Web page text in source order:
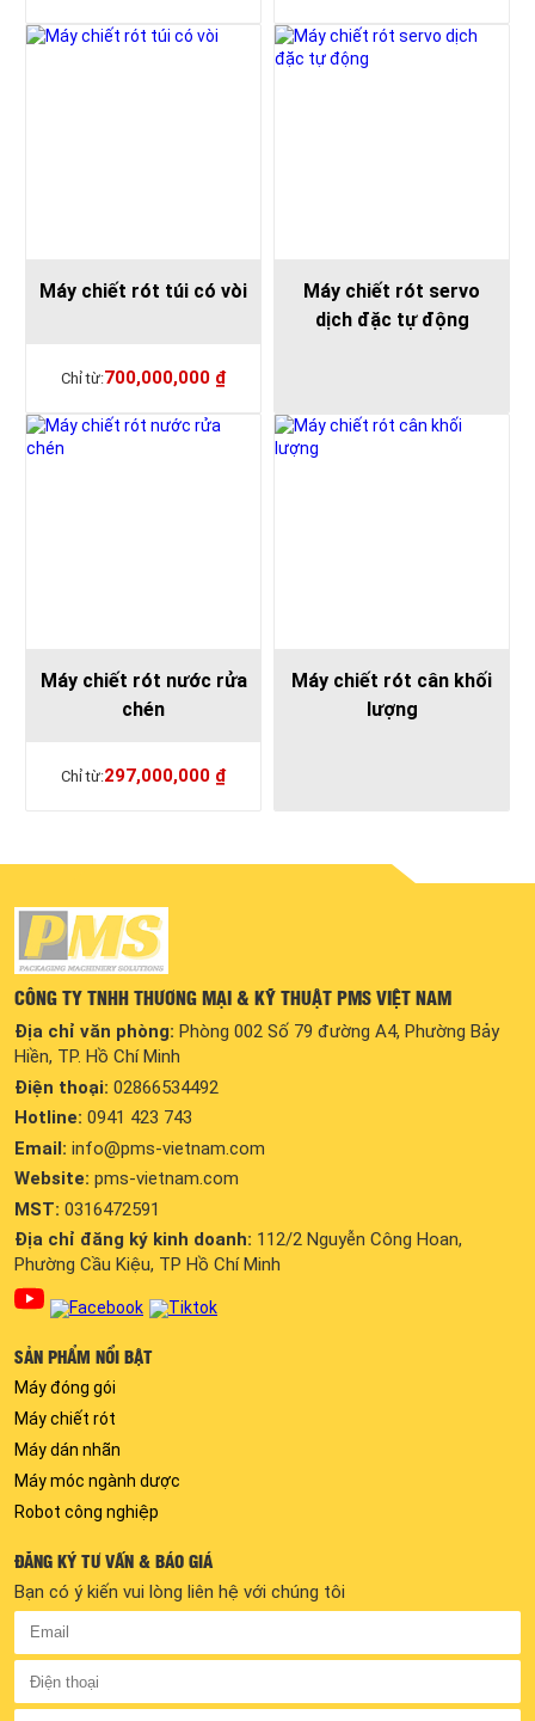
Máy chiết rót túi có vòi
700,000,000 ₫
Máy chiết rót servo
dịch đặc tự động
Máy chiết rót nước rửa
chén
297,000,000 ₫
Máy chiết rót cân khối
lượng
CÔNG TY TNHH THƯƠNG MẠI & KỸ THUẬT PMS VIỆT NAM
Địa chỉ văn phòng: Phòng 002 Số 79 đường A4, Phường Bảy
Hiền, TP. Hồ Chí Minh
Điện thoại: 02866534492
Hotline: 0941 423 743
Email: info@pms-vietnam.com
Website: pms-vietnam.com
MST: 0316472591
Địa chỉ đăng ký kinh doanh: 112/2 Nguyễn Công Hoan,
Phường Cầu Kiệu, TP Hồ Chí Minh
SẢN PHẨM NỔI BẬT
Máy đóng gói
Máy chiết rót
Máy dán nhãn
Máy móc ngành dược
Robot công nghiệp
ĐĂNG KÝ TƯ VẤN & BÁO GIÁ
Bạn có ý kiến vui lòng liên hệ với chúng tôi